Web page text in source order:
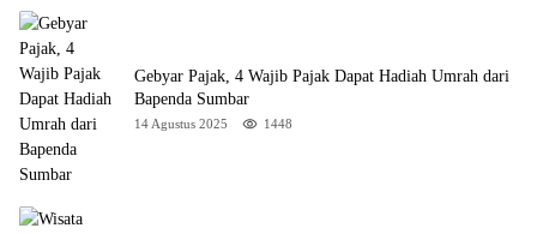
Gebyar Pajak, 4 Wajib Pajak Dapat Hadiah Umrah dari
Bapenda Sumbar
14 Agustus 2025 1448